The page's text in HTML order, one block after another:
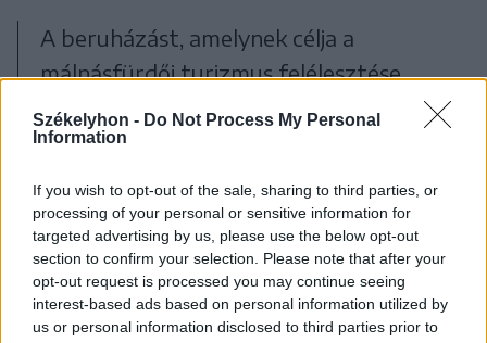
Székelyhon - Do Not Process My Personal
Information
If you wish to opt-out of the sale, sharing to third parties, or
processing of your personal or sensitive information for
targeted advertising by us, please use the below opt-out
section to confirm your selection. Please note that after your
opt-out request is processed you may continue seeing
interest-based ads based on personal information utilized by
us or personal information disclosed to third parties prior to
A beruházást, amelynek célja a
málnásfürdői turizmus felélesztése
lenne, a fejlesztési minisztérium
finanszírozza az Országos Beruházási
mint 28 millió lej.
A községvezető szeretné a településen
fakadó borvízforrásokat is rendbe